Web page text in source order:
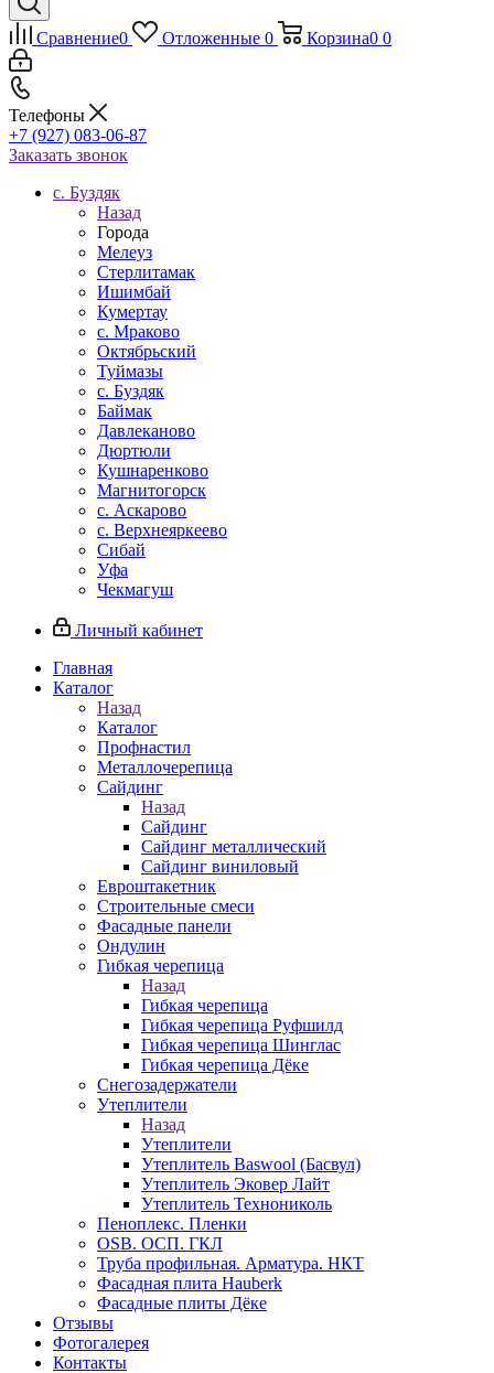
Сравнение0 Отложенные 0 Корзина0 0
Телефоны
+7 (927) 083-06-87
Заказать звонок
c. Буздяк
Назад
Города
Мелеуз
Стерлитамак
Ишимбай
Кумертау
c. Мраково
Октябрьский
Туймазы
c. Буздяк
Баймак
Давлеканово
Дюртюли
Кушнаренково
Магнитогорск
с. Аскарово
с. Верхнеяркеево
Сибай
Уфа
Чекмагуш
Личный кабинет
Главная
Каталог
Назад
Каталог
Профнастил
Металлочерепица
Сайдинг
Назад
Сайдинг
Сайдинг металлический
Сайдинг виниловый
Евроштакетник
Строительные смеси
Фасадные панели
Ондулин
Гибкая черепица
Назад
Гибкая черепица
Гибкая черепица Руфшилд
Гибкая черепица Шинглас
Гибкая черепица Дёке
Снегозадержатели
Утеплители
Назад
Утеплители
Утеплитель Baswool (Басвул)
Утеплитель Эковер Лайт
Утеплитель Технониколь
Пеноплекс. Пленки
OSB. ОСП. ГКЛ
Труба профильная. Арматура. НКТ
Фасадная плита Hauberk
Фасадные плиты Дёке
Отзывы
Фотогалерея
Контакты